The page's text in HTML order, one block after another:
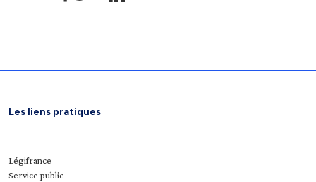
Les liens pratiques
Légifrance
Service public